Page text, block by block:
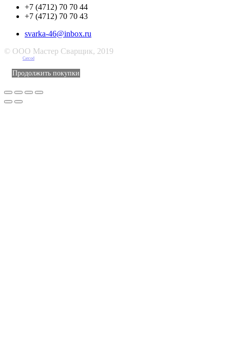
+7 (4712) 70 70 44
+7 (4712) 70 70 43
svarka-46@inbox.ru
© ООО Мастер Сварщик, 2019
Catcod
Продолжить покупки